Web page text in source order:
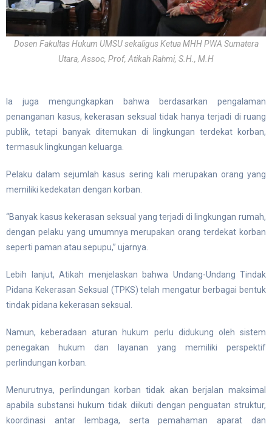
Dosen Fakultas Hukum UMSU sekaligus Ketua MHH PWA Sumatera
Utara, Assoc, Prof, Atikah Rahmi, S.H., M.H
Ia juga mengungkapkan bahwa berdasarkan pengalaman
penanganan kasus, kekerasan seksual tidak hanya terjadi di ruang
publik, tetapi banyak ditemukan di lingkungan terdekat korban,
termasuk lingkungan keluarga.
Pelaku dalam sejumlah kasus sering kali merupakan orang yang
memiliki kedekatan dengan korban.
“Banyak kasus kekerasan seksual yang terjadi di lingkungan rumah,
dengan pelaku yang umumnya merupakan orang terdekat korban
seperti paman atau sepupu,” ujarnya.
Lebih lanjut, Atikah menjelaskan bahwa Undang-Undang Tindak
Pidana Kekerasan Seksual (TPKS) telah mengatur berbagai bentuk
tindak pidana kekerasan seksual.
Namun, keberadaan aturan hukum perlu didukung oleh sistem
penegakan hukum dan layanan yang memiliki perspektif
perlindungan korban.
Menurutnya, perlindungan korban tidak akan berjalan maksimal
apabila substansi hukum tidak diikuti dengan penguatan struktur,
koordinasi antar lembaga, serta pemahaman aparat dan